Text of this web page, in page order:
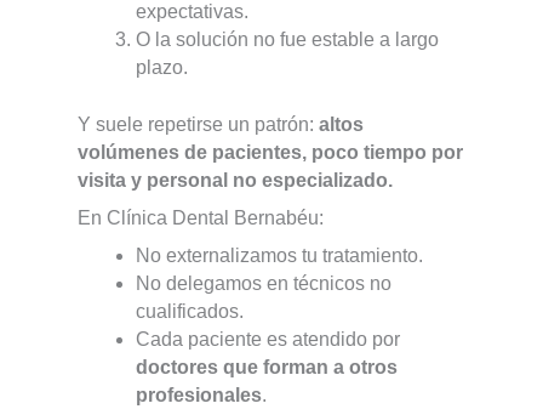
expectativas.
O la solución no fue estable a largo
plazo.
Y suele repetirse un patrón: altos
volúmenes de pacientes, poco tiempo por
visita y personal no especializado.
En Clínica Dental Bernabéu:
No externalizamos tu tratamiento.
No delegamos en técnicos no
cualificados.
Cada paciente es atendido por
doctores que forman a otros
profesionales.